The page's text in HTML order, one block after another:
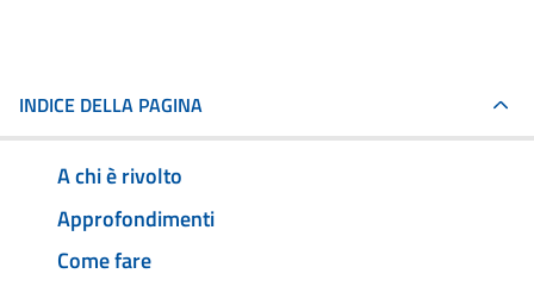
INDICE DELLA PAGINA
A chi è rivolto
Approfondimenti
Come fare